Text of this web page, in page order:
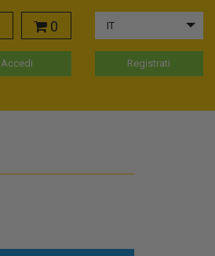
0 IT
Accedi Registrati